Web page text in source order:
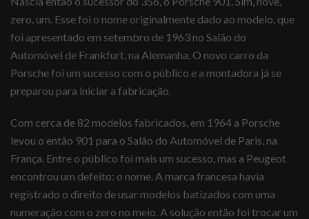
zero, um. Esse foi o nome originalmente dado ao modelo, que
foi apresentado em setembro de 1963 no Salão do
Automóvel de Frankfurt, na Alemanha. O novo carro da
Porsche foi um sucesso com o público e a montadora já se
preparou para iniciar a fabricação.
Com cerca de 82 modelos fabricados, em 1964 a Porsche
levou o então 901 para o Salão do Automóvel de Paris, na
França. Entre o público foi mais um sucesso, mas a Peugeot
encontrou um defeito: o nome. A marca francesa havia
registrado o direito de usar modelos batizados com uma
numeração com o zero no meio. A solução então foi trocar um